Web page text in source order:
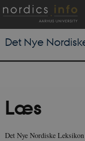
Det Nye
Læs
Det Nye Nordiske